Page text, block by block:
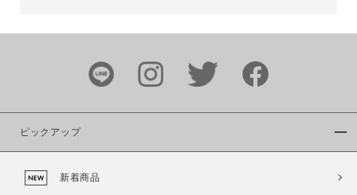
ブランド
カラー
ピックアップ
新着商品